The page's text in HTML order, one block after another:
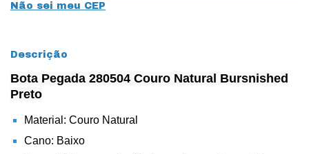
Não sei meu CEP
Descrição
Bota Pegada 280504 Couro Natural Bursnished
Preto
Material: Couro Natural
Cano: Baixo